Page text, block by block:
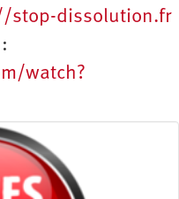
stop-dissolution.fr
watch?